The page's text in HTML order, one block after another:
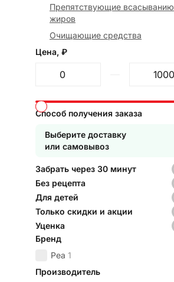
Препятствующие всасыванию
жиров
Очищающие средства
Цена, ₽
Способ получения заказа
Выберите доставку
или самовывоз
Забрать через 30 минут
Без рецепта
Для детей
Только скидки и акции
Уценка
Бренд
Реа 1
Производитель